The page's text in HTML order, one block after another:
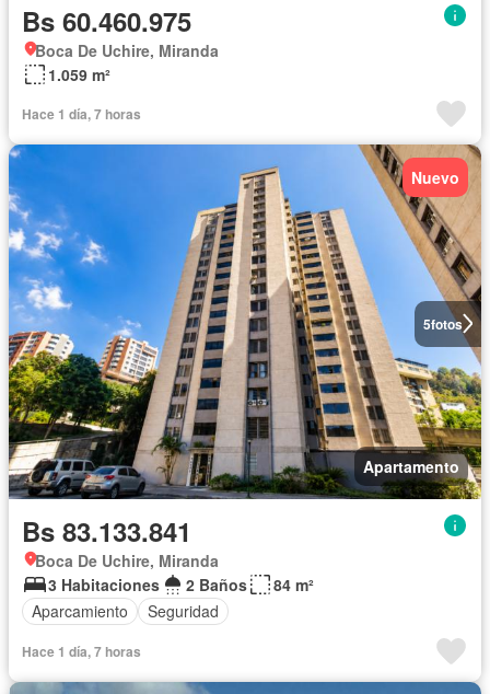
Bs 60.460.975
Boca De Uchire, Miranda
1.059 m²
Hace 1 día, 7 horas
5fotos
Nuevo
Apartamento
Bs 83.133.841
Boca De Uchire, Miranda
3 Habitaciones
2 Baños
84 m²
Aparcamiento
Seguridad
Hace 1 día, 7 horas